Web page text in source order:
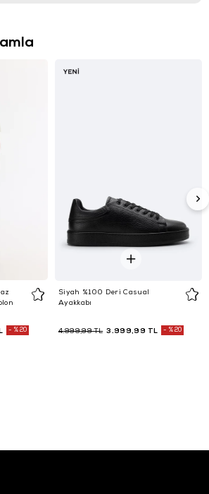
%20
Siyah %100 Deri Casual
Ayakkabı
3.999,99 TL
4.999,99 TL %20